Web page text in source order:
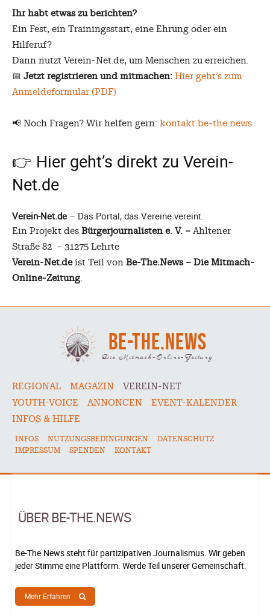
Ihr habt etwas zu berichten?
Ein Fest, ein Trainingsstart, eine Ehrung oder ein
Hilferuf?
Dann nutzt Verein-Net.de, um Menschen zu erreichen.
📅 Jetzt registrieren und mitmachen: Hier geht’s zum
Anmeldeformular (PDF)
📢 Noch Fragen? Wir helfen gern: kontakt.be-the.news
👉 Hier geht’s direkt zu Verein-
Net.de
Verein-Net.de – Das Portal, das Vereine vereint.
Ein Projekt des Bürgerjournalisten e. V. – Ahltener
Straße 82 – 31275 Lehrte
Verein-Net.deist Teil von Be-The.News – Die Mitmach-
Online-Zeitung.
BE-THE.NEWS
Die Mitmach-Online-Zeitung
REGIONAL MAGAZIN
VEREIN-NET
YOUTH-VOICE
ANNONCEN
EVENT-KALENDER
INFOS & HILFE
INFOS NUTZUNGSBEDINGUNGEN
DATENSCHUTZ
IMPRESSUM
SPENDEN KONTAKT
ÜBER BE-THE.NEWS
Be-The.News steht für partizipativen Journalismus. Wir geben
jeder Stimme eine Plattform. Werde Teil unserer Gemeinschaft.
Mehr Erfahren